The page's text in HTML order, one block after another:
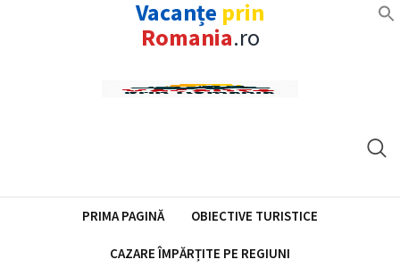
Vacanțe prin
Romania.ro
PRIMA PAGINĂ OBIECTIVE TURISTICE
CAZARE ÎMPĂRȚITE PE REGIUNI